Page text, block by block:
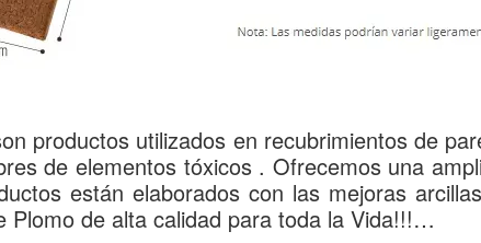
productos utilizados en recubrimientos de
de elementos tóxicos . Ofrecemos una
están elaborados con las mejoras
Plomo de alta calidad para toda la Vida!!!…